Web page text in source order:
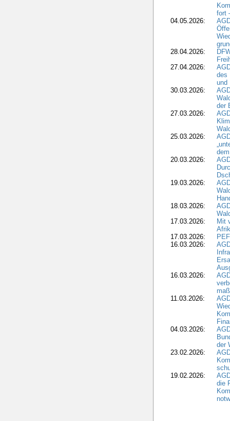
fort
04.05.2026:
28.04.2026:
27.04.2026:
des
und
30.03.2026:
der
27.03.2026:
25.03.2026:
20.03.2026:
19.03.2026:
18.03.2026:
17.03.2026:
Mit
17.03.2026:
16.03.2026:
16.03.2026:
11.03.2026:
04.03.2026:
der
23.02.2026:
19.02.2026:
die